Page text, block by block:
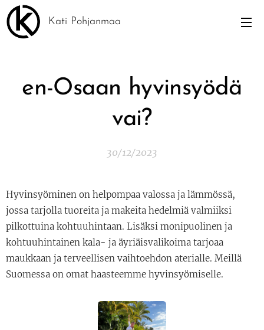
Kati Pohjanmaa
en-Osaan hyvinsyödä
vai?
30/12/2023
Hyvinsyöminen on helpompaa valossa ja lämmössä,
jossa tarjolla tuoreita ja makeita hedelmiä valmiiksi
pilkottuina kohtuuhintaan. Lisäksi monipuolinen ja
kohtuuhintainen kala- ja äyriäisvalikoima tarjoaa
maukkaan ja terveellisen vaihtoehdon aterialle. Meillä
Suomessa on omat haasteemme hyvinsyömiselle.